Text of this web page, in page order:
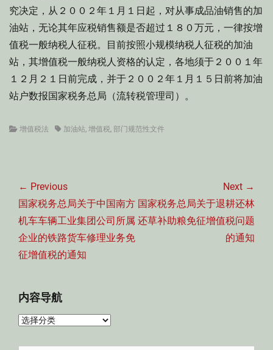
究决定，从２００２年１月１日起，对从事成品油销售的加
油站，无论其年应税销售额是否超过１８０万元，一律按增
值税一般纳税人征税。目前按照小规模纳税人征税的加油
站，其增值税一般纳税人资格的认定，各地须于２００１年
１２月２１日前完成，并于２００２年１月１５日前将加油
站户数报国家税务总局（流转税管理司）。
Categories
增值税法 Tags加油站, 增值税, 部门规范性文件
章
导
航
← Previous
Previous
post:
国家税务总局关于中国南方
机车车辆工业集团公司所属
企业的铁路货车修理业务免
征增值税的通知
Next →
Next
post:
国家税务总局关于退耕还林
还草补助粮免征增值税问题
的通知
内容导航
内